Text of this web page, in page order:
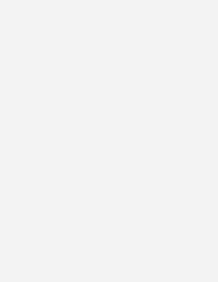
mit
kein Hexenwerk. Wer
Komponenten
optimierte und
und Lang­lebigkeit.